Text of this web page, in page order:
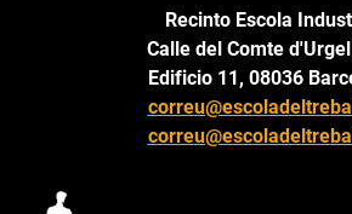
Recinto Escola
Calle del Comte
Edificio 11, 08036